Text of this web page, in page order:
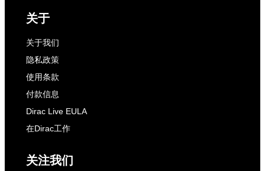
关于
关于我们
隐私政策
使用条款
付款信息
Dirac Live EULA
在Dirac工作
关注我们